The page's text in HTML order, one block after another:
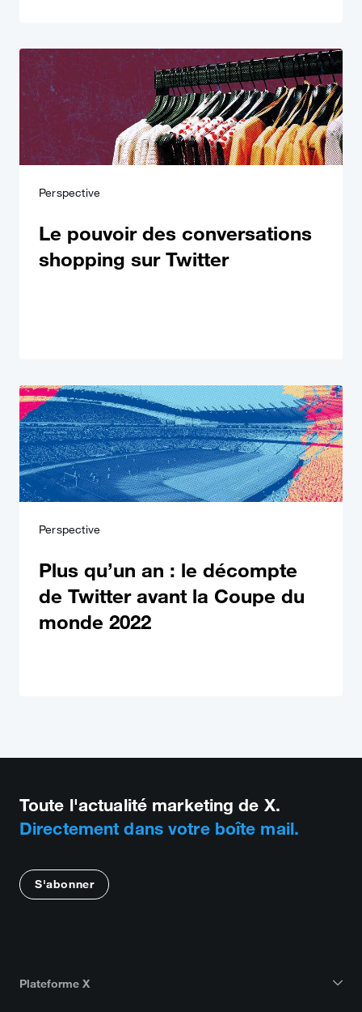
Perspective
Le pouvoir des conversations
shopping sur Twitter
Perspective
Plus qu’un an : le décompte
de Twitter avant la Coupe du
monde 2022
Toute l'actualité marketing de X.
Directement dans votre boîte mail.
S'abonner
Plateforme X